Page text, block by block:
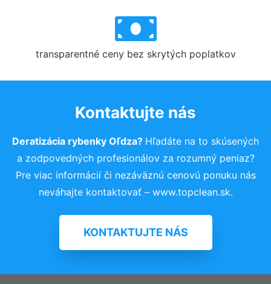
transparentné ceny bez skrytých poplatkov
Kontaktujte nás
Deratizácia rybenky Oľdza? Hľadáte na to skúsených
a zodpovedných profesionálov za rozumný peniaz?
Pre viac informácií či nezáväznú cenovú ponuku nás
neváhajte kontaktovať – www.topclean.sk.
KONTAKTUJTE NÁS